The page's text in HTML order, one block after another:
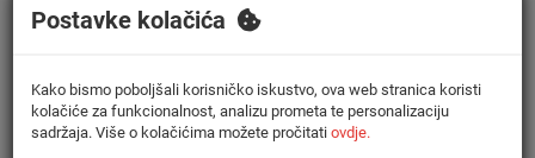
Dodaj u košaricu
Postavke kolačića
Kako bismo poboljšali korisničko iskustvo, ova web stranica koristi
kolačiće za funkcionalnost, analizu prometa te personalizaciju
sadržaja. Više o kolačićima možete pročitati ovdje.